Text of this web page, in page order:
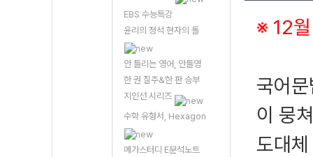
EBS 수능특강
윤리의 정석 현자의 돌
안 틀리는 영어, 안틀영
한 권 질주&한 판 승부
지인선 시리즈
수학 유형서, Hexagon
메가스터디 E분석노트
※ 12
국어
이 뭉
도대